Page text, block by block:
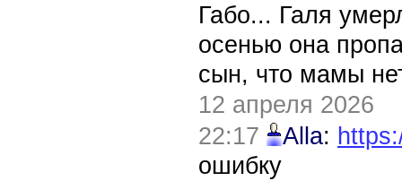
Габо... Галя
осенью она
сын, что мамы
12 апреля 2026
22:17
Alla:
ошибку